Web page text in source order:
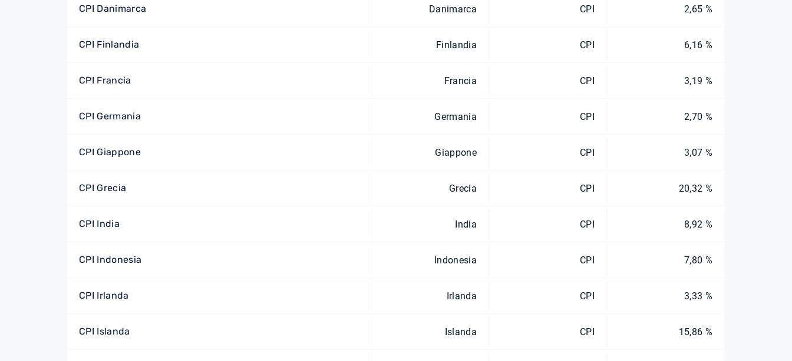
CPI Danimarca Danimarca CPI 2,65 %
CPI Finlandia Finlandia CPI 6,16 %
CPI Francia Francia CPI 3,19 %
CPI Germania Germania CPI 2,70 %
CPI Giappone Giappone CPI 3,07 %
CPI Grecia Grecia CPI 20,32 %
CPI India India CPI 8,92 %
CPI Indonesia Indonesia CPI 7,80 %
CPI Irlanda Irlanda CPI 3,33 %
CPI Islanda Islanda CPI 15,86 %